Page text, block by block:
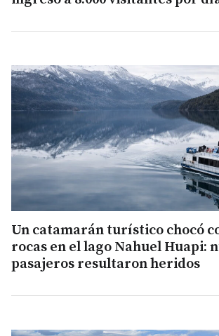
Un catamarán turístico chocó
rocas en el lago Nahuel Huapi:
pasajeros resultaron heridos